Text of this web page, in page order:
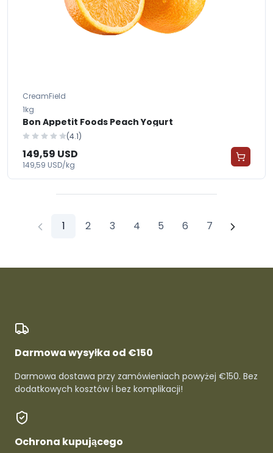
CreamField
1kg
Bon Appetit Foods Peach Yogurt
(4.1)
149,59 USD
149,59 USD/kg
1 2 3 4 5 6 7
Darmowa wysyłka od €150
Darmowa dostawa przy zamówieniach powyżej €150. Bez
dodatkowych kosztów i bez komplikacji!
Ochrona kupującego